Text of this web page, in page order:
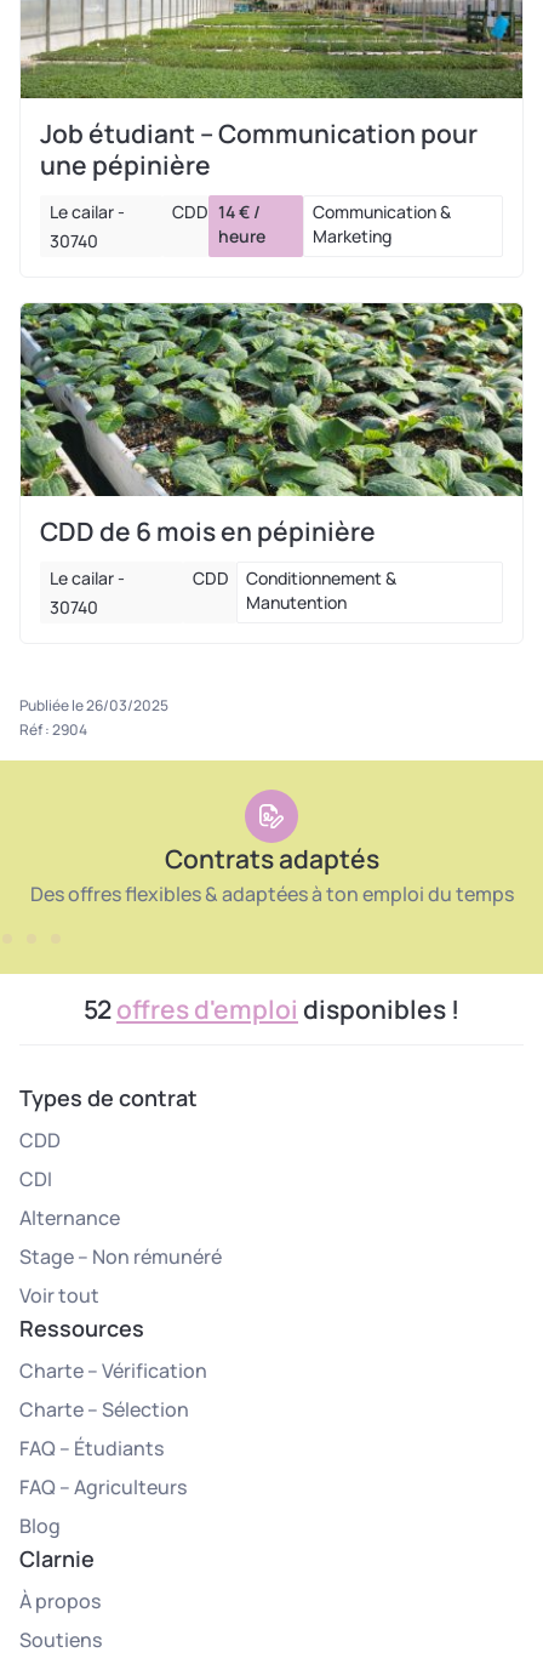
Job étudiant – Communication pour
une pépinière
Le cailar -
30740
CDD 14 € /
heure
Communication &
Marketing
CDD de 6 mois en pépinière
Le cailar -
30740
CDD
Conditionnement &
Manutention
Publiée le 26/03/2025
Réf : 2904
Contrats adaptés
Des offres flexibles & adaptées à ton emploi du temps
52offres d'emploi disponibles !
Types de contrat
CDD
CDI
Alternance
Stage – Non rémunéré
Voir tout
Ressources
Charte – Vérification
Charte – Sélection
FAQ – Étudiants
FAQ – Agriculteurs
Blog
Clarnie
À propos
Soutiens